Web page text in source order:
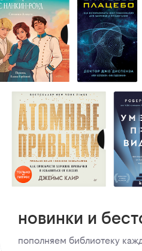
новинки и
пополняем библиотеку